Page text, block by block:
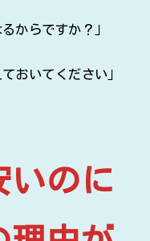
からですか？」
おいてください」
いのに